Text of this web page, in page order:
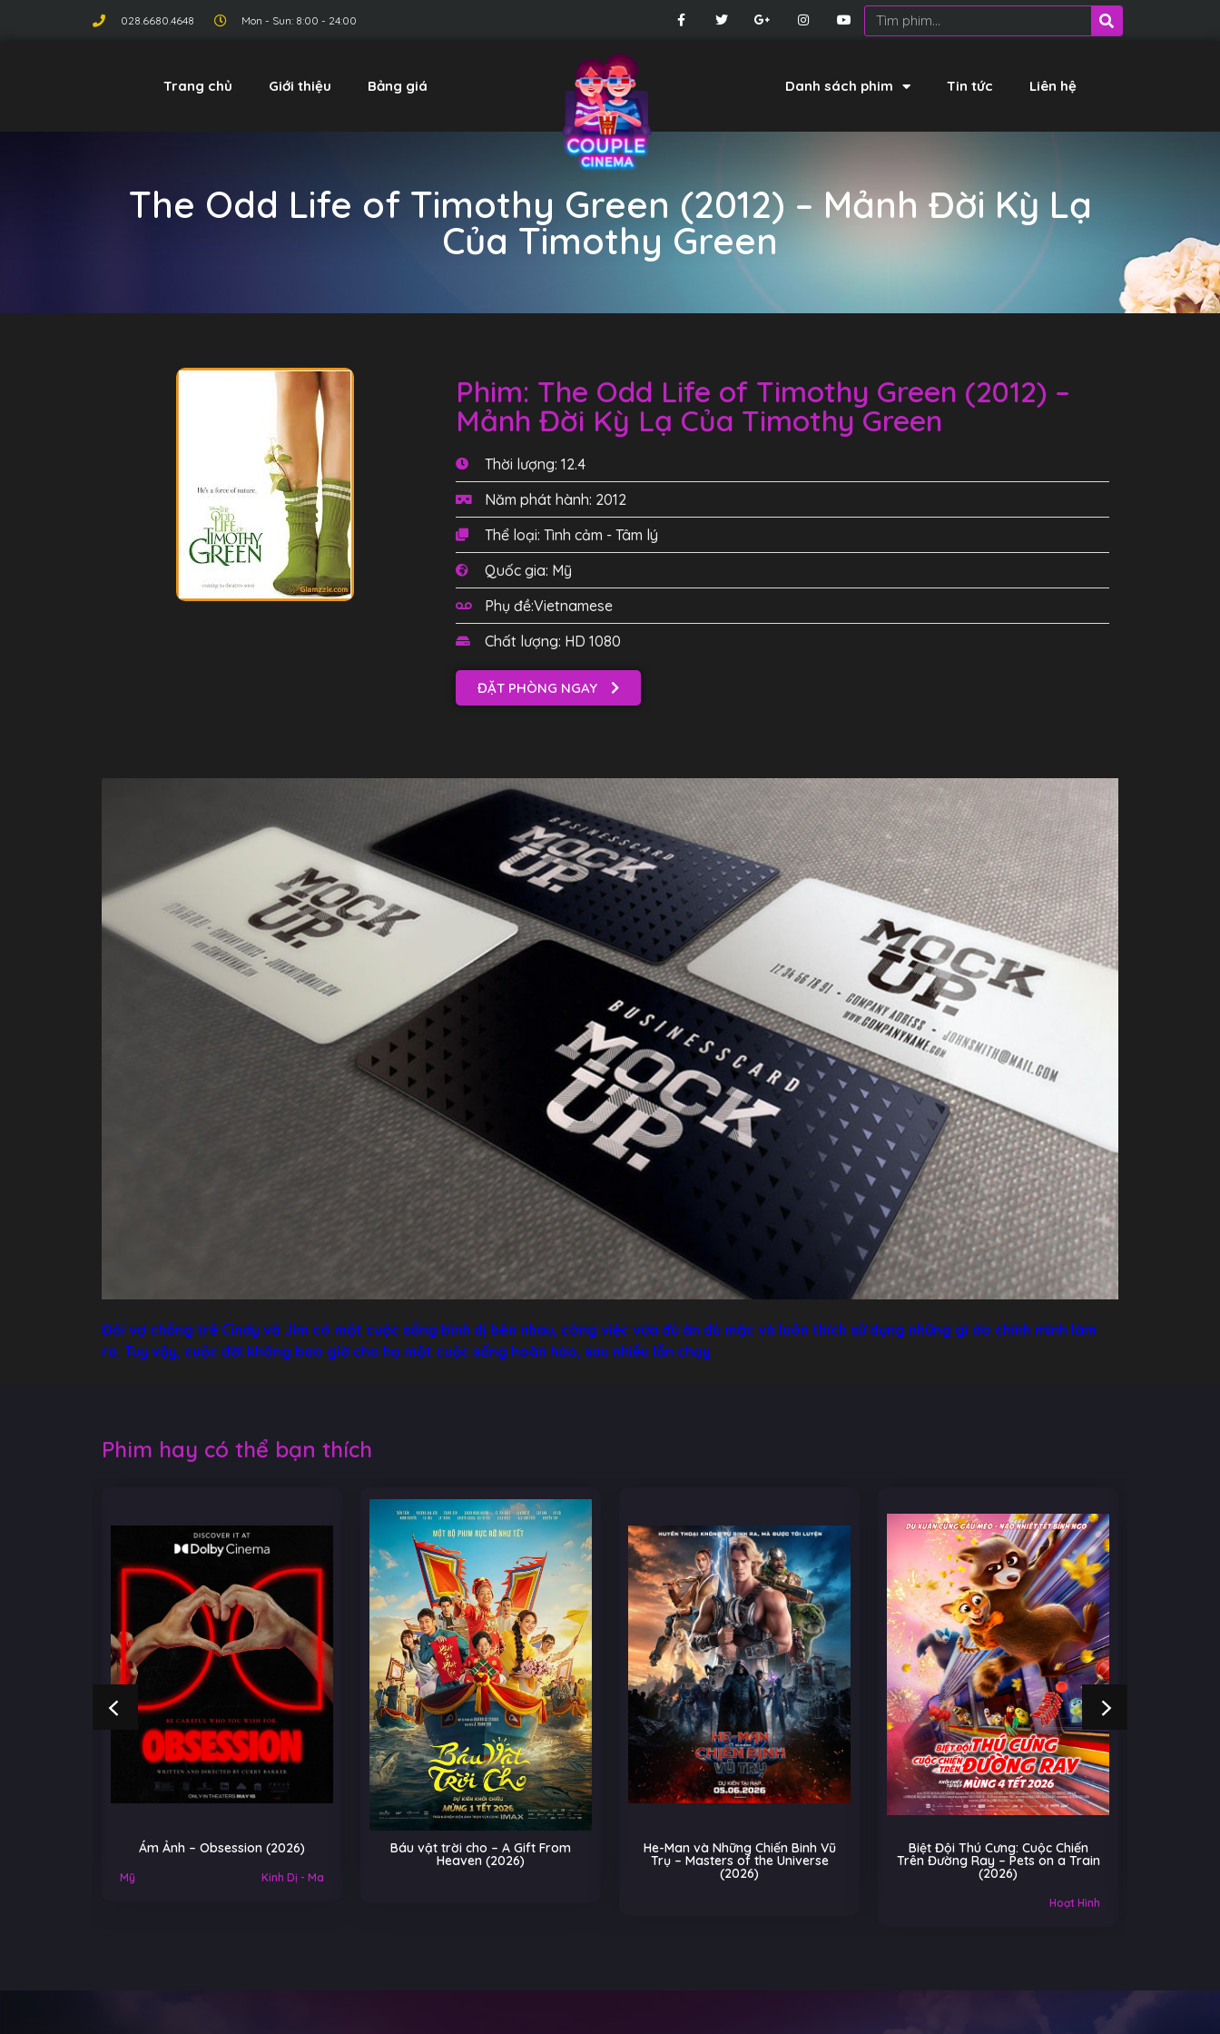
028.6680.4648 Mon - Sun: 8:00 - 24:00
Trang chủ Giới thiệu Bảng giá Danh sách phim Tin tức Liên hệ
The Odd Life of Timothy Green (2012) – Mảnh Đời Kỳ Lạ
Của Timothy Green
Phim: The Odd Life of Timothy Green (2012) –
Mảnh Đời Kỳ Lạ Của Timothy Green
Thời lượng: 12.4
Năm phát hành: 2012
Thể loại: Tình cảm - Tâm lý
Quốc gia: Mỹ
Phụ đề:Vietnamese
Chất lượng: HD 1080
ĐẶT PHÒNG NGAY
Đôi vợ chồng trẻ Cindy và Jim có một cuộc sống bình dị bên nhau, công việc vừa đủ ăn đủ mặc và luôn thích sử dụng những gì do chính mình làm
ra. Tuy vậy, cuộc đời không bao giờ cho họ một cuộc sống hoàn hảo, sau nhiều lần chạy
Phim hay có thể bạn thích
– Obsession (2026)
Kinh Dị - Ma
Báu vật trời cho – A Gift From
Heaven (2026)
He-Man và Những Chiến Binh Vũ
Trụ – Masters of the Universe
Biệt Đội Thú Cưng: Cuộc Chiến
Trên Đường Ray – Pets on a Train
Cú Nhảy Kỳ Diệu – Hoppers
(2026)